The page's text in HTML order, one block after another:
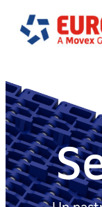
contenuto